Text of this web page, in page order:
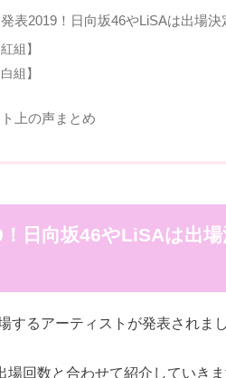
表2019！日向坂46やLiSAは出場
紅組】
白組】
上の声まとめ
日向坂46やLiSAは出
するアーティストが発表されま
回数と合わせて紹介していきま